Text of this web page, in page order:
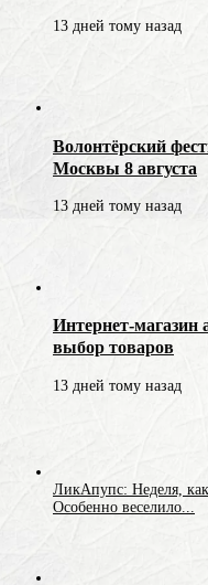
13 дней тому назад
Волонтёрский
Москвы 8 августа
13 дней тому назад
Интернет-магазин
выбор товаров
13 дней тому назад
ЛикАпупс: Неделя,
Особенно веселило...